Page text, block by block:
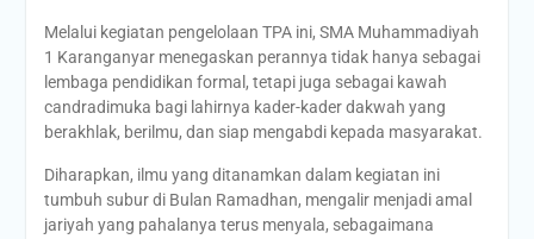
Melalui kegiatan pengelolaan TPA ini, SMA Muhammadiyah
1 Karanganyar menegaskan perannya tidak hanya sebagai
lembaga pendidikan formal, tetapi juga sebagai kawah
candradimuka bagi lahirnya kader-kader dakwah yang
berakhlak, berilmu, dan siap mengabdi kepada masyarakat.
Diharapkan, ilmu yang ditanamkan dalam kegiatan ini
tumbuh subur di Bulan Ramadhan, mengalir menjadi amal
jariyah yang pahalanya terus menyala, sebagaimana